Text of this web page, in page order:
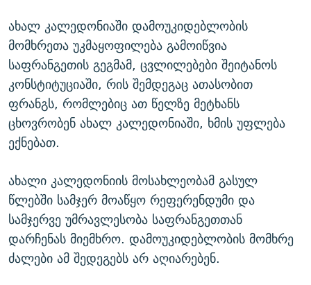
ახალ კალედონიაში დამოუკიდებლობის
მომხრეთა უკმაყოფილება გამოიწვია
საფრანგეთის გეგმამ, ცვლილებები შეიტანოს
კონსტიტუციაში, რის შემდეგაც ათასობით
ფრანგს, რომლებიც ათ წელზე მეტხანს
ცხოვრობენ ახალ კალედონიაში, ხმის უფლება
ექნებათ.
ახალი კალედონიის მოსახლეობამ გასულ
წლებში სამჯერ მოაწყო რეფერენდუმი და
სამჯერვე უმრავლესობა საფრანგეთთან
დარჩენას მიემხრო. დამოუკიდებლობის მომხრე
ძალები ამ შედეგებს არ აღიარებენ.